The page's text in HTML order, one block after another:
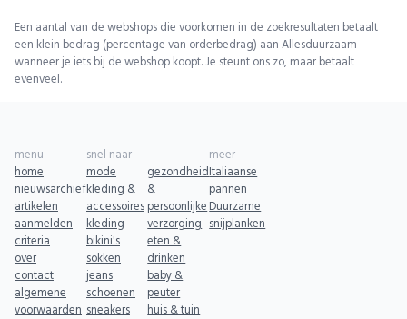
Een aantal van de webshops die voorkomen in de zoekresultaten betaalt
een klein bedrag (percentage van orderbedrag) aan Allesduurzaam
wanneer je iets bij de webshop koopt. Je steunt ons zo, maar betaalt
evenveel.
menu
home
nieuwsarchief
artikelen
aanmelden
criteria
over
contact
algemene
voorwaarden
snel naar
mode
kleding &
accessoires
kleding
bikini's
sokken
jeans
schoenen
sneakers
gezondheid
&
persoonlijke
verzorging
eten &
drinken
baby &
peuter
huis & tuin
meer
Italiaanse
pannen
Duurzame
snijplanken